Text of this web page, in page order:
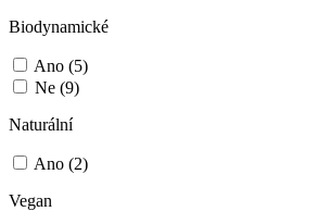
Biodynamické
Ano (5)
Ne (9)
Naturální
Ano (2)
Vegan